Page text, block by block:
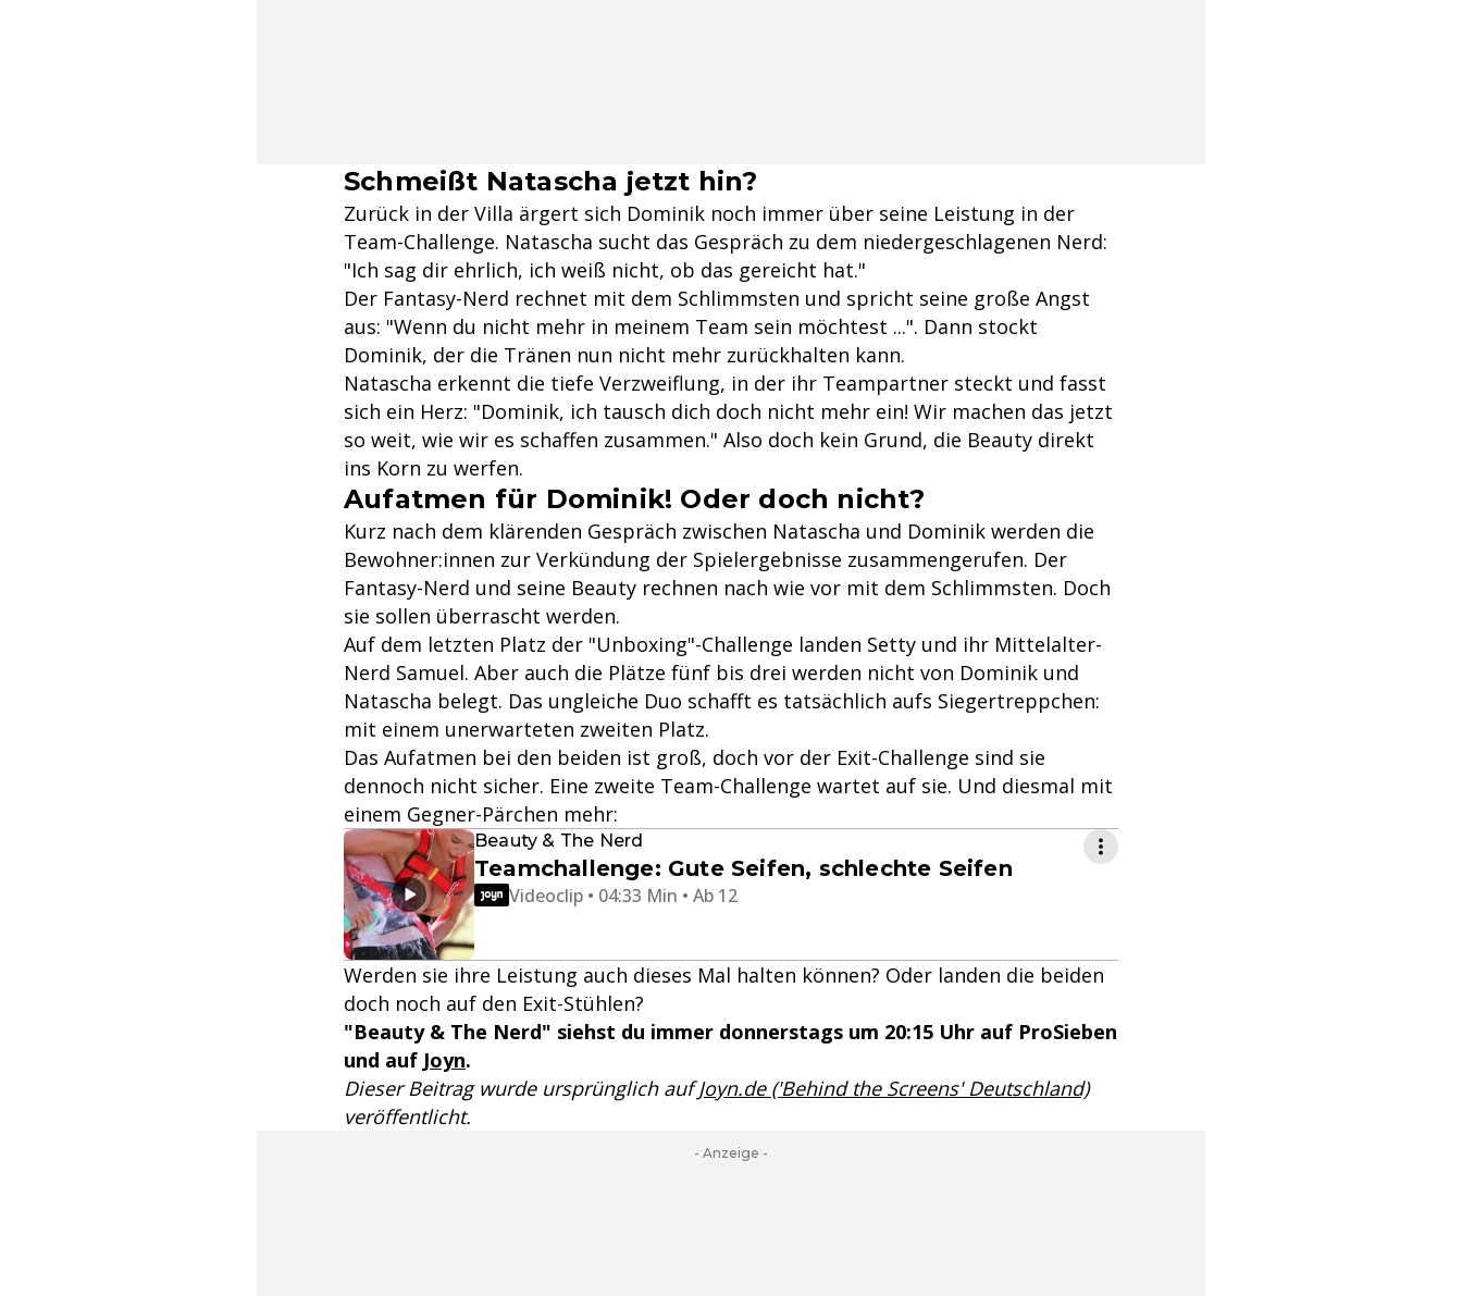
Schmeißt Natascha jetzt hin?
Zurück in der Villa ärgert sich Dominik noch immer über seine Leistung in der
Team-Challenge. Natascha sucht das Gespräch zu dem niedergeschlagenen Nerd:
"Ich sag dir ehrlich, ich weiß nicht, ob das gereicht hat."
Der Fantasy-Nerd rechnet mit dem Schlimmsten und spricht seine große Angst
aus: "Wenn du nicht mehr in meinem Team sein möchtest ...". Dann stockt
Dominik, der die Tränen nun nicht mehr zurückhalten kann.
Natascha erkennt die tiefe Verzweiflung, in der ihr Teampartner steckt und fasst
sich ein Herz: "Dominik, ich tausch dich doch nicht mehr ein! Wir machen das jetzt
so weit, wie wir es schaffen zusammen." Also doch kein Grund, die Beauty direkt
ins Korn zu werfen.
Aufatmen für Dominik! Oder doch nicht?
Kurz nach dem klärenden Gespräch zwischen Natascha und Dominik werden die
Bewohner:innen zur Verkündung der Spielergebnisse zusammengerufen. Der
Fantasy-Nerd und seine Beauty rechnen nach wie vor mit dem Schlimmsten. Doch
sie sollen überrascht werden.
Auf dem letzten Platz der "Unboxing"-Challenge landen Setty und ihr Mittelalter-
Nerd Samuel. Aber auch die Plätze fünf bis drei werden nicht von Dominik und
Natascha belegt. Das ungleiche Duo schafft es tatsächlich aufs Siegertreppchen:
mit einem unerwarteten zweiten Platz.
Das Aufatmen bei den beiden ist groß, doch vor der Exit-Challenge sind sie
dennoch nicht sicher. Eine zweite Team-Challenge wartet auf sie. Und diesmal mit
einem Gegner-Pärchen mehr:
Beauty & The Nerd
Teamchallenge: Gute Seifen, schlechte Seifen
Videoclip • 04:33 Min • Ab 12
Werden sie ihre Leistung auch dieses Mal halten können? Oder landen die beiden
doch noch auf den Exit-Stühlen?
"Beauty & The Nerd" siehst du immer donnerstags um 20:15 Uhr auf ProSieben
und auf Joyn.
Dieser Beitrag wurde ursprünglich aufJoyn.de ('Behind the Screens' Deutschland)
veröffentlicht.
- Anzeige -